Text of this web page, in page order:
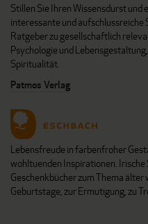
Stillen Sie Ihren Wissensdurst und
interessante und aufschlussreiche
Ratgeber zu gesellschaftlich
Psychologie und
Spiritualität.
Patmos Verlag
Lebensfreude in farbenfroher
wohltuenden Inspirationen. Irische
Geschenkbücher zum Thema
Geburtstage, zur Ermutigung, zu